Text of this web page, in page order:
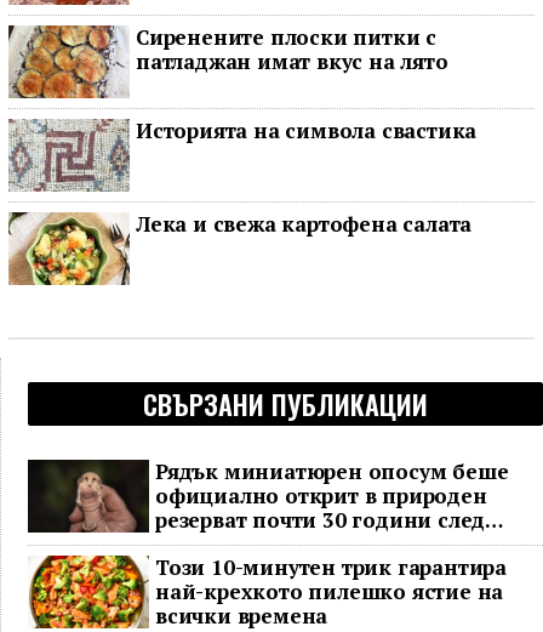
Сиренените плоски питки с
патладжан имат вкус на лято
Историята на символа свастика
Лека и свежа картофена салата
СВЪРЗАНИ ПУБЛИКАЦИИ
Рядък миниатюрен опосум беше
официално открит в природен
резерват почти 30 години след
последното му наблюдение
Този 10-минутен трик гарантира
най-крехкото пилешко ястие на
всички времена